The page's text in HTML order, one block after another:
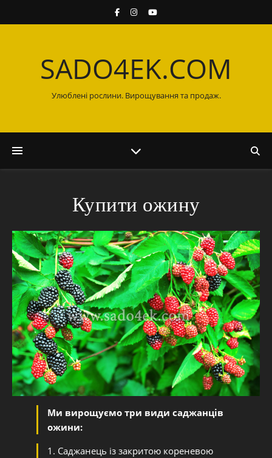
SADO4EK.COM
Улюблені рослини. Вирощування та продаж.
Купити ожину
Ми вирощуємо три види саджанців
ожини:
1. Саджанець із закритою кореневою